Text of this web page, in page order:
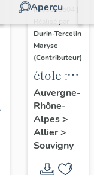
Aperçu
IM03000504 |
Réalisé par
Durin-Tercelin
Maryse
(Contributeur)
étole :
ornement
blanc
Auvergne-
Rhône-
Alpes>
Allier>
Souvigny